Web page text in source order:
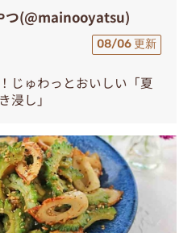
つ(@mainooyatsu)
08/06 更新
じゅわっとおいしい「夏
浸し」